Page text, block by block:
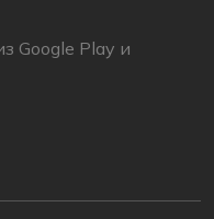
Google Play и